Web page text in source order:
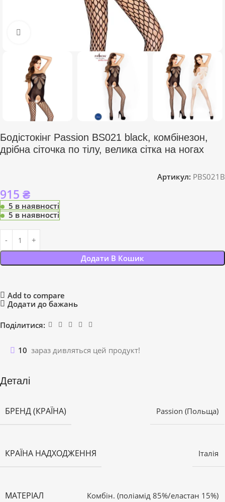
Бодістокінг Passion BS021 black, комбінезон,
дрібна сіточка по тілу, велика сітка на ногах
Артикул: PBS021B
915 ₴
5 в наявності
5 в наявності
Додати В Кошик
Add to compare
Додати до бажань
Поділитися:
10 зараз дивляться цей продукт!
Деталі
БРЕНД (КРАЇНА) Passion (Польща)
КРАЇНА НАДХОДЖЕННЯ Італія
МАТЕРІАЛ Комбін. (поліамід 85%/еластан 15%)